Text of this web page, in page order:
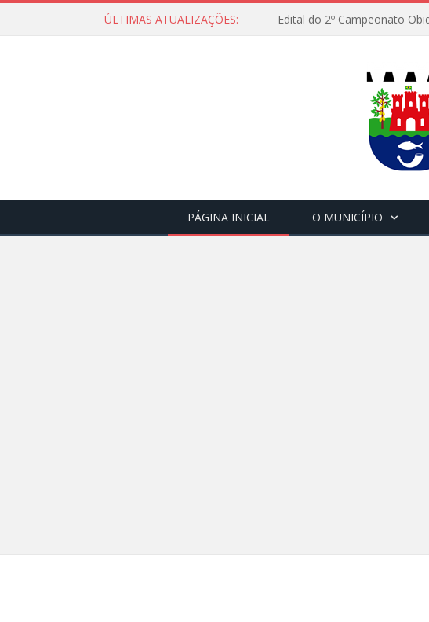
ÚLTIMAS ATUALIZAÇÕES: Edital do 2º Campeonato
PÁGINA INICIAL O MUNICÍPIO